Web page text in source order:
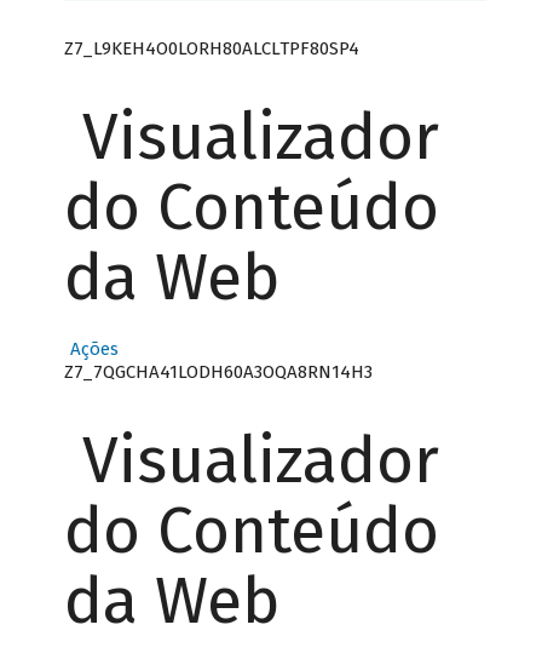
Z7_L9KEH4O0LORH80ALCLTPF80SP4
Visualizador
do Conteúdo
da Web
Ações
Z7_7QGCHA41LODH60A3OQA8RN14H3
Visualizador
do Conteúdo
da Web